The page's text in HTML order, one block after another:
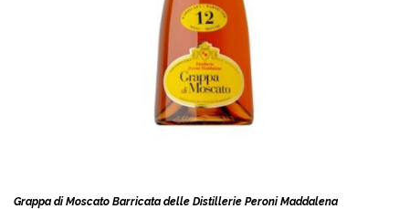
Grappa di Moscato Barricata delle Distillerie Peroni Maddalena